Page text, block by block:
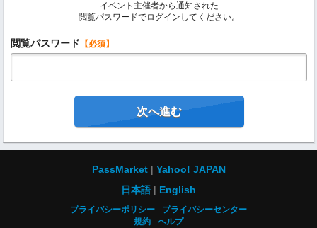
イベント主催者から通知された
閲覧パスワードでログインしてください。
閲覧パスワード 【必須】
次へ進む
PassMarket
Yahoo! JAPAN
日本語
English
プライバシーポリシー
プライバシーセンター
規約
ヘルプ